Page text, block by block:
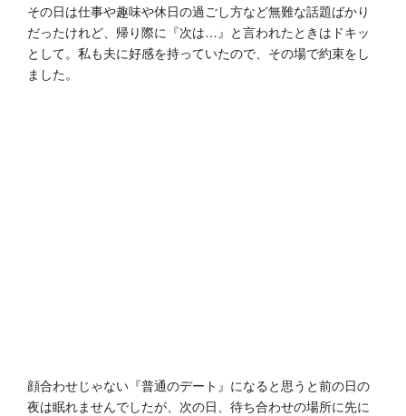
その日は仕事や趣味や休日の過ごし方など無難な話題ばかり
だったけれど、帰り際に『次は…』と言われたときはドキッ
として。私も夫に好感を持っていたので、その場で約束をし
ました。
顔合わせじゃない『普通のデート』になると思うと前の日の
夜は眠れませんでしたが、次の日、待ち合わせの場所に先に